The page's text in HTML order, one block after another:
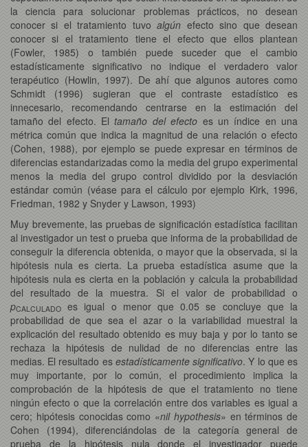
la ciencia para solucionar problemas prácticos, no desean
conocer si el tratamiento tuvoalgún efecto sino que desean
conocer si el tratamiento tiene el efecto que ellos plantean
(Fowler, 1985) o también puede suceder que el cambio
estadísticamente significativo no indique el verdadero valor
terapéutico (Howlin, 1997). De ahí que algunos autores como
Schmidt (1996) sugieran que el contraste estadístico es
innecesario, recomendando centrarse en la estimación del
tamaño del efecto. Eltamaño del efecto es un índice en una
métrica común que indica la magnitud de una relación o efecto
(Cohen, 1988), por ejemplo se puede expresar en términos de
diferencias estandarizadas como la media del grupo experimental
menos la media del grupo control dividido por la desviación
estándar común (véase para el cálculo por ejemplo Kirk, 1996,
Friedman, 1982 y Snyder y Lawson, 1993)
Muy brevemente, las pruebas de significación estadística facilitan
al investigador un test o prueba que informa de la probabilidad de
conseguir la diferencia obtenida, o mayor que la observada, si la
hipótesis nula es cierta. La prueba estadística asume que la
hipótesis nula es cierta en la población y calcula la probabilidad
del resultado de la muestra. Si el valor de probabilidad o
pCALCULADO es igual o menor que 0.05 se concluye que la
probabilidad de que sea el azar o la variabilidad muestral la
explicación del resultado obtenido es muy baja y por lo tanto se
rechaza la hipótesis de nulidad de no diferencias entre las
medias. El resultado es estadísticamente significativo. Y lo que es
muy importante, por lo común, el procedimiento implica la
comprobación de la hipótesis de que el tratamiento no tiene
ningún efecto o que la correlación entre dos variables es igual a
cero; hipótesis conocidas como «nil hypothesis» en términos de
Cohen (1994), diferenciándolas de la categoría general de
prueba de la hipótesis nula donde el investigador puede